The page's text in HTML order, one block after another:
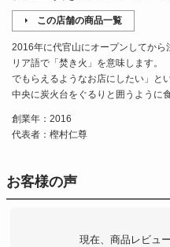
この店舗の商品一覧
2016年に代官山にオープンしてか
リア語で「焚き火」を意味します。
でもらえるようなお店にしたい」と
中央に炭火台をぐるりと囲うように
創業年：2016
代表者：樫村仁尊
お客様の声
現在、商品レビュ